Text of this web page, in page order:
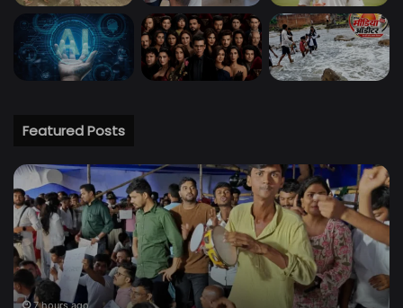
Featured Posts
छात्र
आंदोलन
के
बीच
सुप्रीम
कोर्ट
पहुंचा
JPSC
में
की